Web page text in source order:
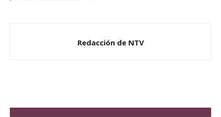
Redacción de NTV